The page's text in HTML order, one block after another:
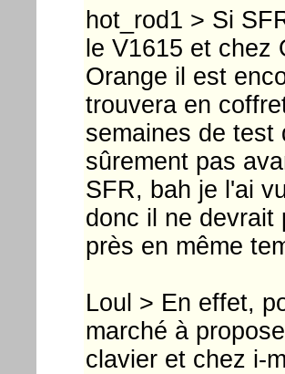
hot_rod1 > Si
le V1615 et chez
Orange il est
trouvera en
semaines de test
sûrement pas
SFR, bah je l'ai
donc il ne devrait
près en même
Loul > En effet,
marché à
clavier et chez i-